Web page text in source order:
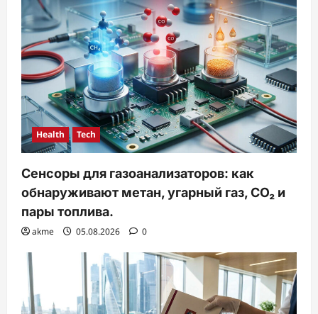
Health Tech
Сенсоры для газоанализаторов: как
обнаруживают метан, угарный газ, CO₂ и
пары топлива.
akme 05.08.2026 0